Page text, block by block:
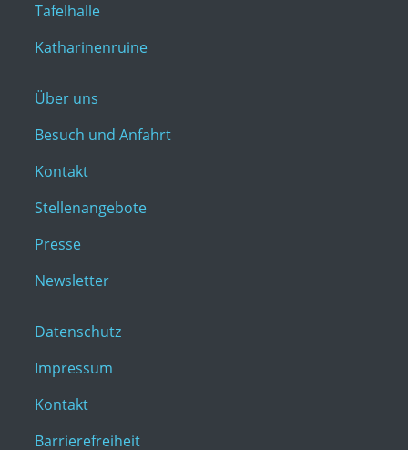
Tafelhalle
Katharinenruine
Über uns
Besuch und Anfahrt
Kontakt
Stellenangebote
Presse
Newsletter
Datenschutz
Impressum
Kontakt
Barrierefreiheit